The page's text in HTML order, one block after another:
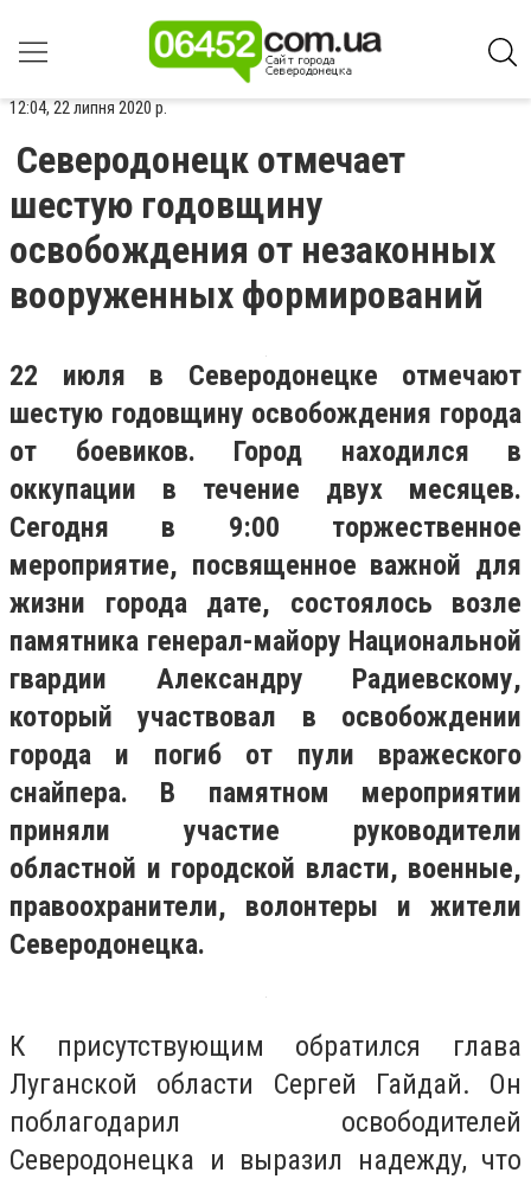
12:04, 22 липня 2020 р.
Северодонецк отмечает
шестую годовщину
освобождения от незаконных
вооруженных формирований
22 июля в Северодонецке отмечают
шестую годовщину освобождения города
от боевиков. Город находился в
оккупации в течение двух месяцев.
Сегодня в 9:00 торжественное
мероприятие, посвященное важной для
жизни города дате, состоялось возле
памятника генерал-майору Национальной
гвардии Александру Радиевскому,
который участвовал в освобождении
города и погиб от пули вражеского
снайпера. В памятном мероприятии
приняли участие руководители
областной и городской власти, военные,
правоохранители, волонтеры и жители
Северодонецка.
К присутствующим обратился глава
Луганской области Сергей Гайдай. Он
поблагодарил освободителей
Северодонецка и выразил надежду, что